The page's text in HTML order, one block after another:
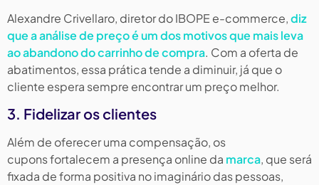
Alexandre Crivellaro, diretor do IBOPE e-commerce,diz
que a análise de preço é um dos motivos que mais leva
ao abandono do carrinho de compra. Com a oferta de
abatimentos, essa prática tende a diminuir, já que o
cliente espera sempre encontrar um preço melhor.
3. Fidelizar os clientes
Além de oferecer uma compensação, os
cupons fortalecem a presença online da marca, que será
fixada de forma positiva no imaginário das pessoas,